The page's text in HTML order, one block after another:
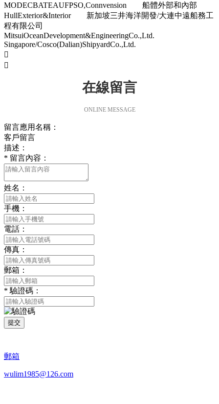
MODECBATEAUFPSO,Connvension 船體外部和內部
HullExterior&Interior 新加坡三井海洋開發/大連中遠船務工
程有限公司
MitsuiOceanDevelopment&EngineeringCo.,Ltd.
Singapore/Cosco(Dalian)ShipyardCo.,Ltd.


在線留言
ONLINE MESSAGE
留言應用名稱：
客戶留言
描述：
* 留言內容：
姓名：
手機：
電話：
傳真：
郵箱：
* 驗證碼：
提交
郵箱
wulim1985@126.com